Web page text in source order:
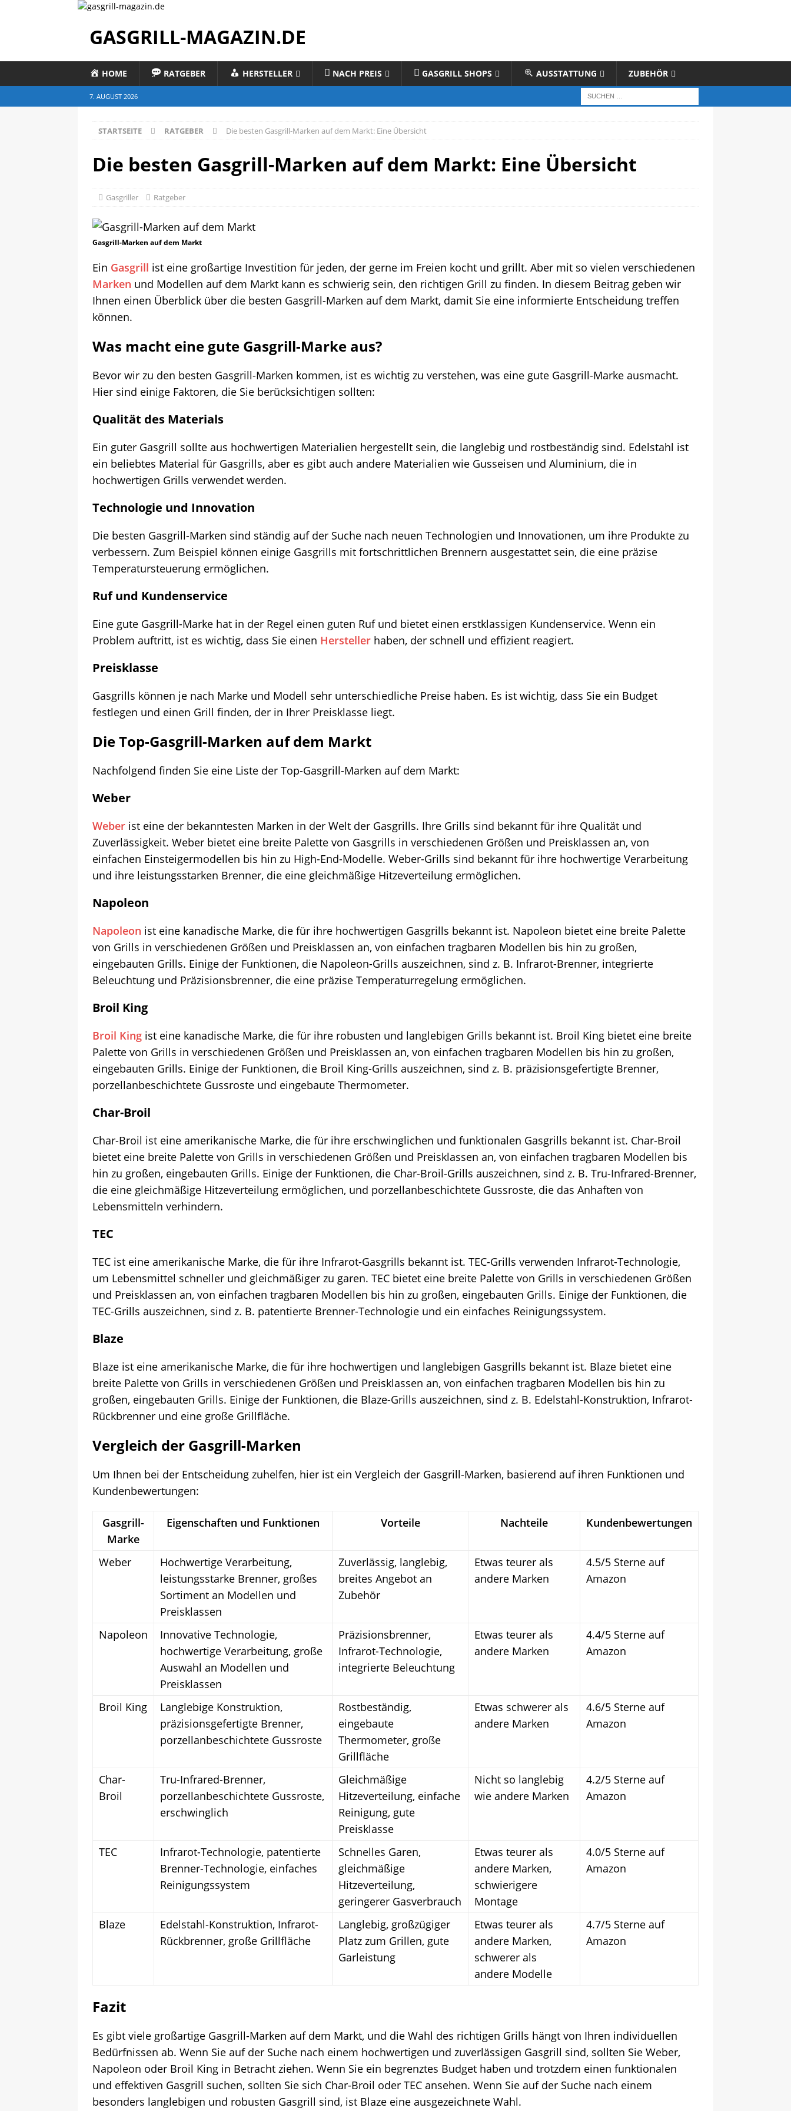
GASGRILL-MAGAZIN.DE
HOME RATGEBER HERSTELLER NACH PREIS GASGRILL SHOPS AUSSTATTUNG ZUBEHÖR
7. AUGUST 2026
STARTSEITE RATGEBER Die besten Gasgrill-Marken auf dem Markt: Eine Übersicht
Die besten Gasgrill-Marken auf dem Markt: Eine Übersicht
Gasgriller Ratgeber
Gasgrill-Marken auf dem Markt
Ein Gasgrill ist eine großartige Investition für jeden, der gerne im Freien kocht und grillt. Aber mit so vielen verschiedenen
Marken und Modellen auf dem Markt kann es schwierig sein, den richtigen Grill zu finden. In diesem Beitrag geben wir
Ihnen einen Überblick über die besten Gasgrill-Marken auf dem Markt, damit Sie eine informierte Entscheidung treffen
können.
Was macht eine gute Gasgrill-Marke aus?
Bevor wir zu den besten Gasgrill-Marken kommen, ist es wichtig zu verstehen, was eine gute Gasgrill-Marke ausmacht.
Hier sind einige Faktoren, die Sie berücksichtigen sollten:
Qualität des Materials
Ein guter Gasgrill sollte aus hochwertigen Materialien hergestellt sein, die langlebig und rostbeständig sind. Edelstahl ist
ein beliebtes Material für Gasgrills, aber es gibt auch andere Materialien wie Gusseisen und Aluminium, die in
hochwertigen Grills verwendet werden.
Technologie und Innovation
Die besten Gasgrill-Marken sind ständig auf der Suche nach neuen Technologien und Innovationen, um ihre Produkte zu
verbessern. Zum Beispiel können einige Gasgrills mit fortschrittlichen Brennern ausgestattet sein, die eine präzise
Temperatursteuerung ermöglichen.
Ruf und Kundenservice
Eine gute Gasgrill-Marke hat in der Regel einen guten Ruf und bietet einen erstklassigen Kundenservice. Wenn ein
Problem auftritt, ist es wichtig, dass Sie einen Hersteller haben, der schnell und effizient reagiert.
Preisklasse
Gasgrills können je nach Marke und Modell sehr unterschiedliche Preise haben. Es ist wichtig, dass Sie ein Budget
festlegen und einen Grill finden, der in Ihrer Preisklasse liegt.
Die Top-Gasgrill-Marken auf dem Markt
Nachfolgend finden Sie eine Liste der Top-Gasgrill-Marken auf dem Markt:
Weber
Weber ist eine der bekanntesten Marken in der Welt der Gasgrills. Ihre Grills sind bekannt für ihre Qualität und
Zuverlässigkeit. Weber bietet eine breite Palette von Gasgrills in verschiedenen Größen und Preisklassen an, von
einfachen Einsteigermodellen bis hin zu High-End-Modelle. Weber-Grills sind bekannt für ihre hochwertige Verarbeitung
und ihre leistungsstarken Brenner, die eine gleichmäßige Hitzeverteilung ermöglichen.
Napoleon
Napoleon ist eine kanadische Marke, die für ihre hochwertigen Gasgrills bekannt ist. Napoleon bietet eine breite Palette
von Grills in verschiedenen Größen und Preisklassen an, von einfachen tragbaren Modellen bis hin zu großen,
eingebauten Grills. Einige der Funktionen, die Napoleon-Grills auszeichnen, sind z. B. Infrarot-Brenner, integrierte
Beleuchtung und Präzisionsbrenner, die eine präzise Temperaturregelung ermöglichen.
Broil King
Broil King ist eine kanadische Marke, die für ihre robusten und langlebigen Grills bekannt ist. Broil King bietet eine breite
Palette von Grills in verschiedenen Größen und Preisklassen an, von einfachen tragbaren Modellen bis hin zu großen,
eingebauten Grills. Einige der Funktionen, die Broil King-Grills auszeichnen, sind z. B. präzisionsgefertigte Brenner,
porzellanbeschichtete Gussroste und eingebaute Thermometer.
Char-Broil
Char-Broil ist eine amerikanische Marke, die für ihre erschwinglichen und funktionalen Gasgrills bekannt ist. Char-Broil
bietet eine breite Palette von Grills in verschiedenen Größen und Preisklassen an, von einfachen tragbaren Modellen bis
hin zu großen, eingebauten Grills. Einige der Funktionen, die Char-Broil-Grills auszeichnen, sind z. B. Tru-Infrared-Brenner,
die eine gleichmäßige Hitzeverteilung ermöglichen, und porzellanbeschichtete Gussroste, die das Anhaften von
Lebensmitteln verhindern.
TEC
TEC ist eine amerikanische Marke, die für ihre Infrarot-Gasgrills bekannt ist. TEC-Grills verwenden Infrarot-Technologie,
um Lebensmittel schneller und gleichmäßiger zu garen. TEC bietet eine breite Palette von Grills in verschiedenen Größen
und Preisklassen an, von einfachen tragbaren Modellen bis hin zu großen, eingebauten Grills. Einige der Funktionen, die
TEC-Grills auszeichnen, sind z. B. patentierte Brenner-Technologie und ein einfaches Reinigungssystem.
Blaze
Blaze ist eine amerikanische Marke, die für ihre hochwertigen und langlebigen Gasgrills bekannt ist. Blaze bietet eine
breite Palette von Grills in verschiedenen Größen und Preisklassen an, von einfachen tragbaren Modellen bis hin zu
großen, eingebauten Grills. Einige der Funktionen, die Blaze-Grills auszeichnen, sind z. B. Edelstahl-Konstruktion, Infrarot-
Rückbrenner und eine große Grillfläche.
Vergleich der Gasgrill-Marken
Um Ihnen bei der Entscheidung zuhelfen, hier ist ein Vergleich der Gasgrill-Marken, basierend auf ihren Funktionen und
Kundenbewertungen:
Gasgrill-
Marke
Eigenschaften und Funktionen Vorteile Nachteile Kundenbewertungen
Weber
Hochwertige Verarbeitung,
leistungsstarke Brenner, großes
Sortiment an Modellen und
Preisklassen
Zuverlässig, langlebig,
breites Angebot an
Zubehör
Etwas teurer als
andere Marken
4.5/5 Sterne auf
Amazon
Napoleon
Innovative Technologie,
hochwertige Verarbeitung, große
Auswahl an Modellen und
Preisklassen
Präzisionsbrenner,
Infrarot-Technologie,
integrierte Beleuchtung
Etwas teurer als
andere Marken
4.4/5 Sterne auf
Amazon
Broil King
Langlebige Konstruktion,
präzisionsgefertigte Brenner,
porzellanbeschichtete Gussroste
Rostbeständig,
eingebaute
Thermometer, große
Grillfläche
Etwas schwerer als
andere Marken
4.6/5 Sterne auf
Amazon
Char-
Broil
Tru-Infrared-Brenner,
porzellanbeschichtete Gussroste,
erschwinglich
Gleichmäßige
Hitzeverteilung, einfache
Reinigung, gute
Preisklasse
Nicht so langlebig
wie andere Marken
4.2/5 Sterne auf
Amazon
TEC
Infrarot-Technologie, patentierte
Brenner-Technologie, einfaches
Reinigungssystem
Schnelles Garen,
gleichmäßige
Hitzeverteilung,
geringerer Gasverbrauch
Etwas teurer als
andere Marken,
schwierigere
Montage
4.0/5 Sterne auf
Amazon
Blaze
Edelstahl-Konstruktion, Infrarot-
Rückbrenner, große Grillfläche
Langlebig, großzügiger
Platz zum Grillen, gute
Garleistung
Etwas teurer als
andere Marken,
schwerer als
andere Modelle
4.7/5 Sterne auf
Amazon
Fazit
Es gibt viele großartige Gasgrill-Marken auf dem Markt, und die Wahl des richtigen Grills hängt von Ihren individuellen
Bedürfnissen ab. Wenn Sie auf der Suche nach einem hochwertigen und zuverlässigen Gasgrill sind, sollten Sie Weber,
Napoleon oder Broil King in Betracht ziehen. Wenn Sie ein begrenztes Budget haben und trotzdem einen funktionalen
und effektiven Gasgrill suchen, sollten Sie sich Char-Broil oder TEC ansehen. Wenn Sie auf der Suche nach einem
besonders langlebigen und robusten Gasgrill sind, ist Blaze eine ausgezeichnete Wahl.